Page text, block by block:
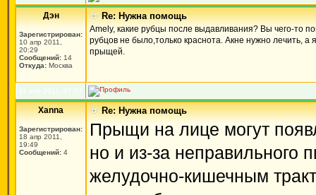
Дэн
Зарегистрирован:
10 апр 2011,
20:29
Сообщений: 14
Откуда: Москва
Re: Нужна помощь
Amely, какие рубцы после выдавливания? Вы чего-то
рубцов не было,только краснота. Акне нужно лечить,
прыщей.
Xanna
Зарегистрирован:
18 апр 2011,
19:49
Сообщений: 4
Re: Нужна помощь
Прыщи на лице могут
но и из-за неправильного
желудочно-кишечным